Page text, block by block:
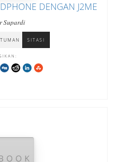
DENGAN J2ME
Supardi
SITASI